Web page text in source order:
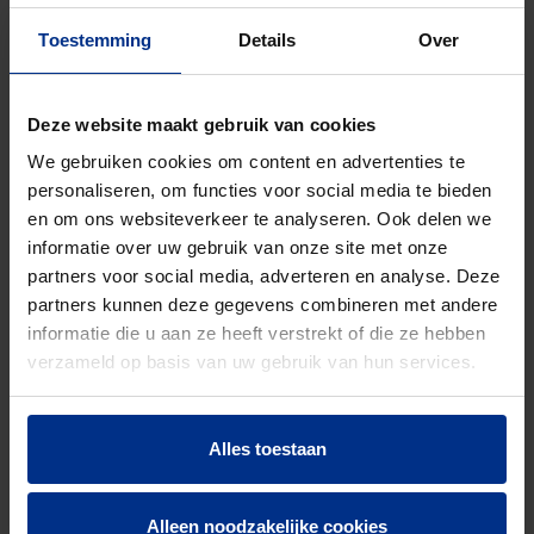
Toestemming Details Over
Deze website maakt gebruik van cookies
We gebruiken cookies om content en advertenties te
personaliseren, om functies voor social media te bieden
en om ons websiteverkeer te analyseren. Ook delen we
informatie over uw gebruik van onze site met onze
partners voor social media, adverteren en analyse. Deze
partners kunnen deze gegevens combineren met andere
informatie die u aan ze heeft verstrekt of die ze hebben
verzameld op basis van uw gebruik van hun services.
Alles toestaan
Alleen noodzakelijke cookies
1298518165 5414337000773
RIO PVC BUIS
GR 160x4.7
BENOR
1298518205 5414337000780
RIO PVC BUIS
GR 200x5.9
SN8 23x5m
BENOR
1297518255
RIO PVC BUIS
GR 250x7.3
BENOR
GR 315x9.2
SN8 9x3m